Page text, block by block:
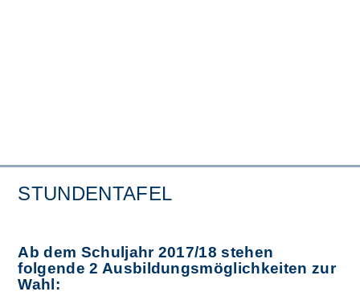
STUNDENTAFEL
Ab dem Schuljahr 2017/18 stehen
folgende 2 Ausbildungsmöglichkeiten zur
Wahl: